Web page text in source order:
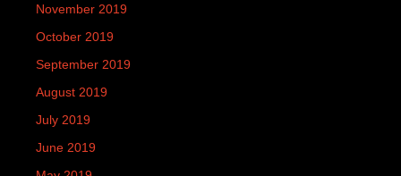
November 2019
October 2019
September 2019
August 2019
July 2019
June 2019